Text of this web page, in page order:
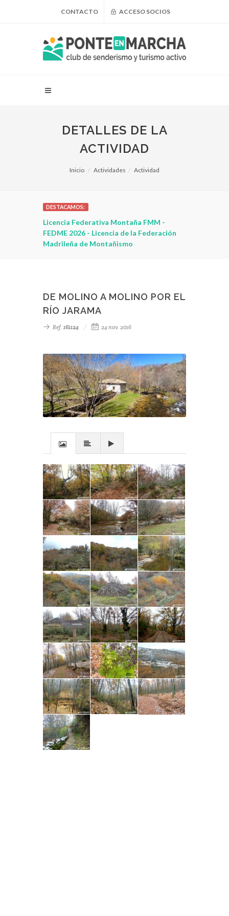
CONTACTO ACCESO SOCIOS
DETALLES DE LA
ACTIVIDAD
Inicio Actividades Actividad
DESTACAMOS:
Licencia Federativa Montaña FMM -
FEDME 2026 - Licencia de la Federación
Madrileña de Montañismo
DE MOLINO A MOLINO POR EL
RÍO JARAMA
Ref. 161124 24 nov. 2016